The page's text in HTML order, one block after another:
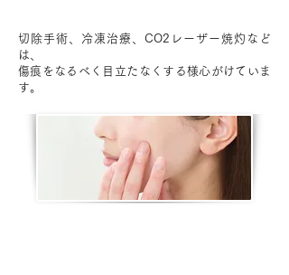
切除手術、冷凍治療、CO2レーザー焼灼など
は、
傷痕をなるべく目立たなくする様心がけていま
す。